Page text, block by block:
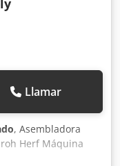
Llamar
, Asembladora
Herf Máquina
estado. 3 payoffs